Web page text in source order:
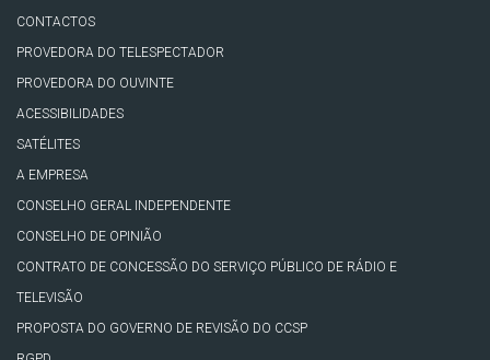
CONTACTOS
PROVEDORA DO TELESPECTADOR
PROVEDORA DO OUVINTE
ACESSIBILIDADES
SATÉLITES
A EMPRESA
CONSELHO GERAL INDEPENDENTE
CONSELHO DE OPINIÃO
CONTRATO DE CONCESSÃO DO SERVIÇO PÚBLICO DE RÁDIO E
TELEVISÃO
PROPOSTA DO GOVERNO DE REVISÃO DO CCSP